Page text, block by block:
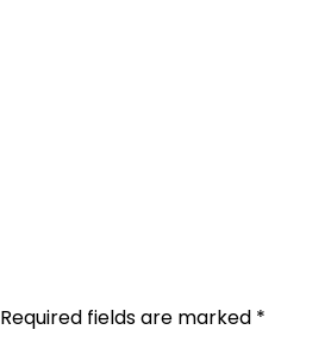
Required fields are marked *